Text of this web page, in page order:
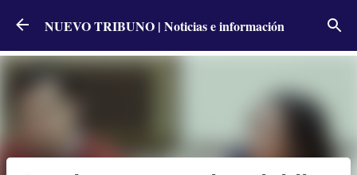
Ir al contenido principal
NUEVO TRIBUNO | Noticias e información